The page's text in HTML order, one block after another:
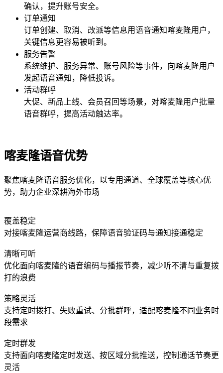
确认，提升账号安全。
订单通知
订单创建、取消、改派等信息用语音通知 喀麦隆用户，
关键信息更容易被听到。
服务告警
系统维护、服务异常、账号风险等事件，向喀麦隆用户
发起语音通知，降低投诉。
活动群呼
大促、新品上线、会员召回等场景，对喀麦隆用户批量
语音群呼，提高活动触达率。
喀麦隆语音优势
聚焦喀麦隆语音服务优化，以专用通道、全球覆盖等核心优
势，助力企业深耕海外市场
覆盖稳定
对接喀麦隆运营商线路，保障语音验证码与通知接通稳定
清晰可听
优化面向喀麦隆的语音编码与播报节奏，减少听不清与重复拨
打的浪费
策略灵活
支持定时拨打、失败重试、分批群呼，适配喀麦隆不同业务时
段需求
定时群发
支持面向喀麦隆定时发送、按区域分批推送，控制通话节奏更
灵活